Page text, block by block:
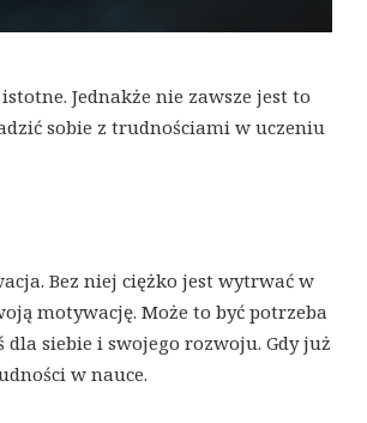
Jednakże nie zawsze jest to
sobie z trudnościami w uczeniu
Bez niej ciężko jest wytrwać w
motywację. Może to być potrzeba
siebie i swojego rozwoju. Gdy już
w nauce.